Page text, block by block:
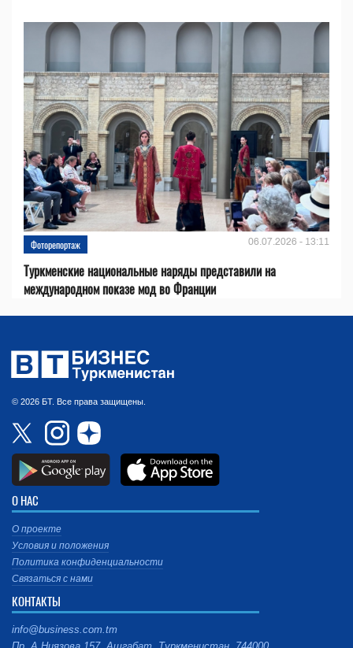
Фоторепортаж 06.07.2026 - 13:11
Туркменские национальные наряды представили на
международном показе мод во Франции
© 2026 БТ. Все права защищены.
О НАС
О проекте
Условия и положения
Политика конфиденциальности
Связаться с нами
КОНТАКТЫ
info@business.com.tm